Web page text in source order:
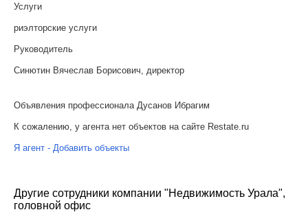
Услуги
риэлторские услуги
Руководитель
Синютин Вячеслав Борисович, директор
Объявления профессионала Дусанов Ибрагим
К сожалению, у агента нет объектов на сайте Restate.ru
Я агент - Добавить объекты
Другие сотрудники компании "Недвижимость Урала",
головной офис